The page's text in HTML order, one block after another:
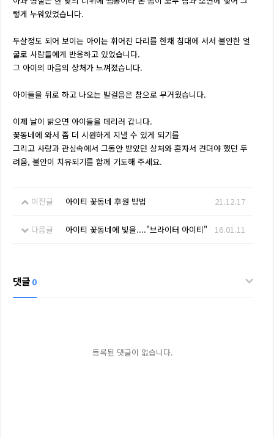
렇게 누워있었습니다.
두살정도 되어 보이는 아이는 휘어진 다리를 한채 침대에 서서 불안한 얼
굴로 사람들에게 반응하고 있었습니다.
그 아이의 마음의 상처가 느껴졌습니다.
아이들을 뒤로 하고 나오는 발걸음은 참으로 무거웠습니다.
이제 날이 밝으면 아이들을 데리러 갑니다.
꽃동네에 와서 좀 더 시원하게 지낼 수 있게 되기를
그리고 사랑과 관심속에서 그동안 받았던 상처와 혼자서 견뎌야 했던 두
려움, 불안이 치유되기를 함께 기도해 주세요.
이전글 아이티 꽃동네 후원 방법 21.12.17
다음글 아이티 꽃동네에 빛을...."브라이터 아이티" 16.01.11
댓글 0
등록된 댓글이 없습니다.